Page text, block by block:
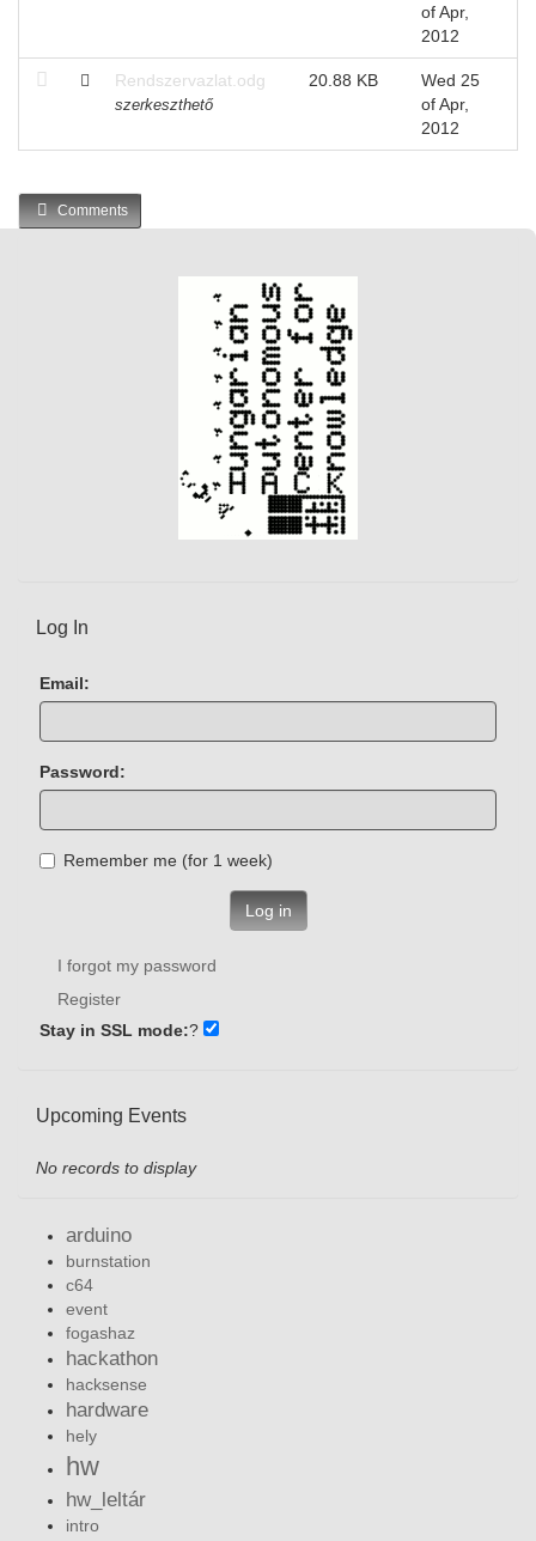
of Apr,
2012
Rendszervazlat.odg
szerkeszthető
20.88 KB
Wed 25
of Apr,
2012
Comments
Log In
Email:
Password:
Remember me (for 1 week)
Log in
I forgot my password
Register
Stay in SSL mode:?
Upcoming Events
No records to display
arduino
burnstation
c64
event
fogashaz
hackathon
hacksense
hardware
hely
hw
hw_leltár
intro